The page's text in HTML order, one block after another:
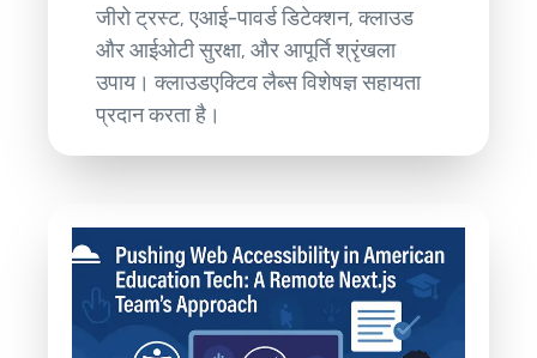
जीरो ट्रस्ट, एआई-पावर्ड डिटेक्शन, क्लाउड
और आईओटी सुरक्षा, और आपूर्ति श्रृंखला
उपाय। क्लाउडएक्टिव लैब्स विशेषज्ञ सहायता
प्रदान करता है।